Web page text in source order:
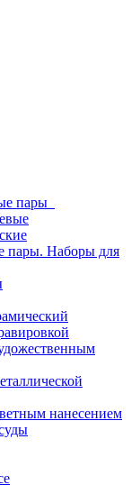
пары
пары. Наборы для
нанесением